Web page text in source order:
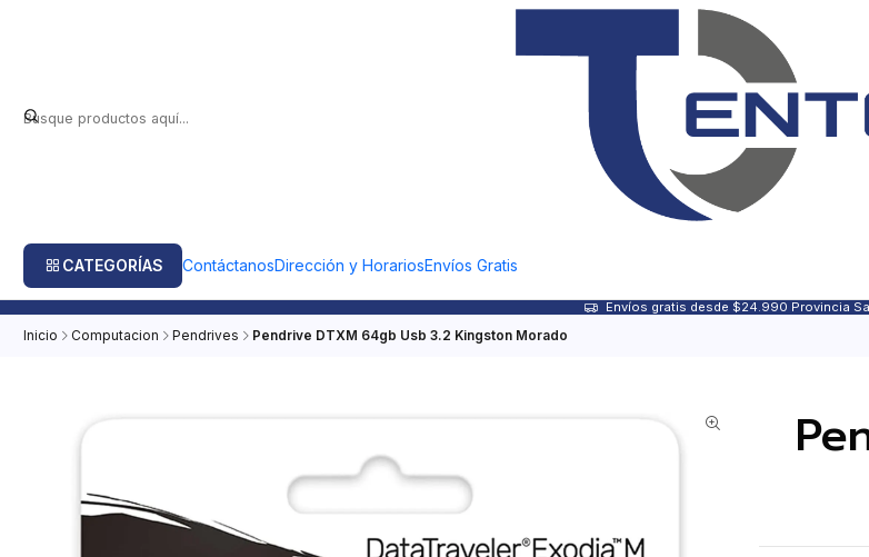
CATEGORÍAS ContáctanosDirección y HorariosEnvíos Gratis
Envíos gratis desde $24.990 Provincia
Inicio Computacion Pendrives Pendrive DTXM 64gb Usb 3.2 Kingston Morado